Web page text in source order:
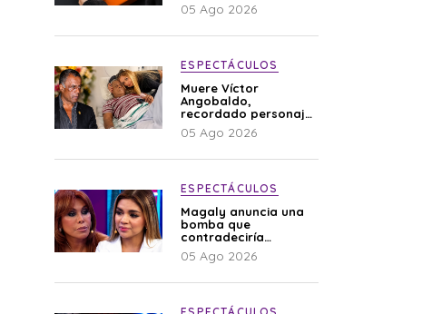
05 Ago 2026
ESPECTÁCULOS
Muere Víctor
Angobaldo,
recordado personaje
de la farándula y
expareja de Shirley
05 Ago 2026
ESPECTÁCULOS
Magaly anuncia una
bomba que
contradeciría
comunicado de La
Bella Luz: “Hay un
05 Ago 2026